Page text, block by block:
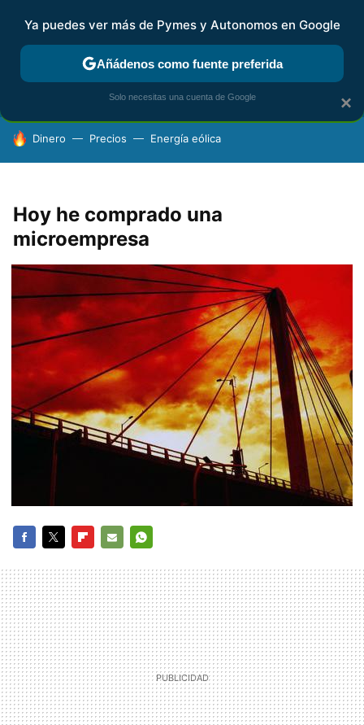
FISCALIDAD Y CONTABILIDAD KIT DIGITAL RENTA
HOY SE HABLA DE
Dinero Precios Energía eólica
Hoy he comprado una
microempresa
MAIL
×
Ya puedes ver más de Pymes y Autonomos en Google
Añádenos como fuente preferida
Solo necesitas una cuenta de Google